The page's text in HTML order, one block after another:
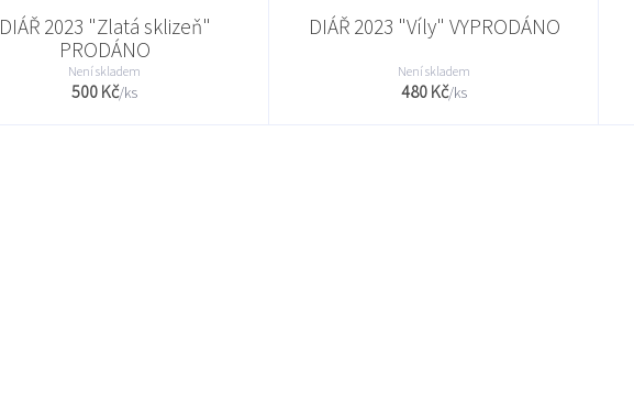
DIÁŘ 2023 "Zlatá sklizeň"
PRODÁNO
500 Kč/ks
Není skladem
DIÁŘ 2023 "Víly" VYPRODÁNO
480 Kč/ks
Není skladem